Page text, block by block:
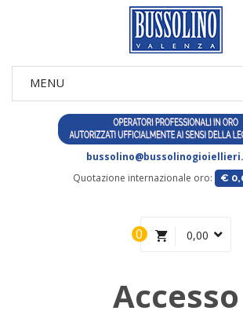
Quotazione internazionale oro:
€
0,00
0
Accesso